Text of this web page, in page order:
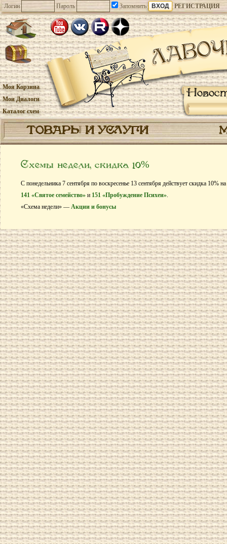
Логин Пароль Запомнить РЕГИСТРАЦИЯ
Моя Корзина
Мои Диалоги
Каталог схем
ТОВАРЫ И УСЛУГИ
Схемы недели, скидка 10%
С понедельника 7 сентября по воскресенье 13 сентября действует скидка 10%
141 «Святое семейство» и 151 «Пробуждение Психеи».
«Схема недели» — Акции и бонусы